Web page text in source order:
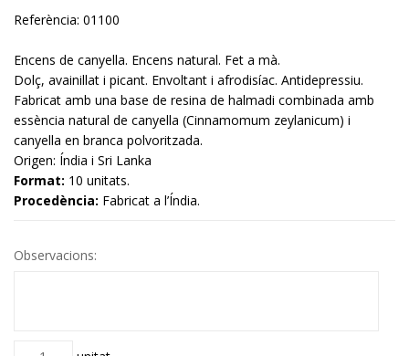
Referència: 01100
Encens de canyella. Encens natural. Fet a mà.
Dolç, avainillat i picant. Envoltant i afrodisíac. Antidepressiu.
Fabricat amb una base de resina de halmadi combinada amb
essència natural de canyella (Cinnamomum zeylanicum) i
canyella en branca polvoritzada.
Origen: Índia i Sri Lanka
Format: 10 unitats.
Procedència: Fabricat a l’Índia.
Observacions: